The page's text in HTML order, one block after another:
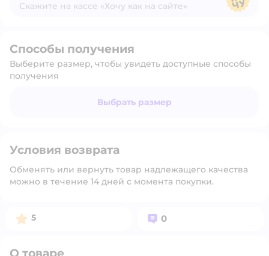
Скажите на кассе «Хочу как на сайте»
Способы получения
Выберите размер, чтобы увидеть доступные способы
получения
Выбрать размер
Условия возврата
Обменять или вернуть товар надлежащего качества
можно в течение 14 дней с момента покупки.
Рейтинг:
5 Вопросов:
0